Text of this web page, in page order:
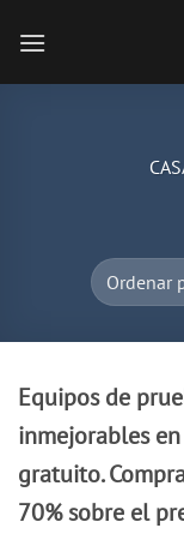
Equipos de
inmejorables
gratuito.
70% sobre el